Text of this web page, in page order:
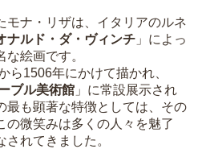
モナ・リザは、イタリアのルネ
ナルド・ダ・ヴィンチ 」によっ
絵画です。
ら1506年にかけて描かれ、
ブル美術館 」に常設展示され
最も顕著な特徴としては、その
の微笑みは多くの人々を魅了
れてきました。